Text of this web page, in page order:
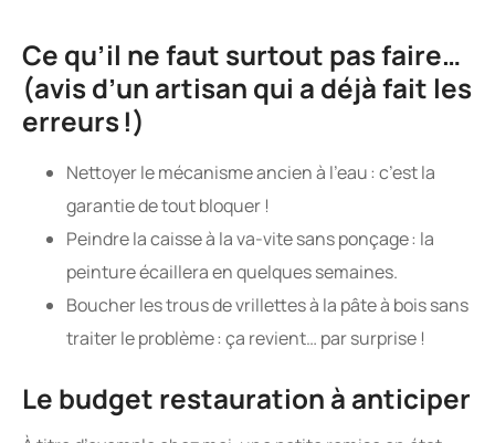
Ce qu’il ne faut surtout pas faire…
(avis d’un artisan qui a déjà fait les
erreurs !)
Nettoyer le mécanisme ancien à l’eau : c’est la
garantie de tout bloquer !
Peindre la caisse à la va-vite sans ponçage : la
peinture écaillera en quelques semaines.
Boucher les trous de vrillettes à la pâte à bois sans
traiter le problème : ça revient… par surprise !
Le budget restauration à anticiper